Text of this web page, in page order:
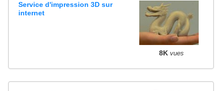
Service d'impression 3D sur
internet
8K vues